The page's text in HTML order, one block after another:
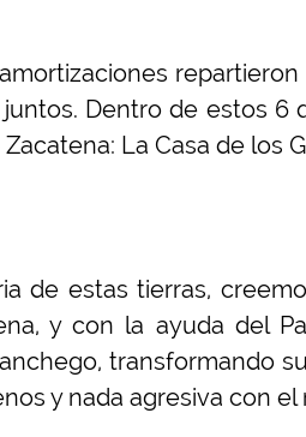
Dentro de estos 6
La Casa de los
de estas tierras,
y con la ayuda del
transformando
y nada agresiva con